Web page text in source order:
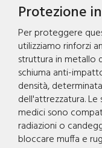
Protezione
Per proteggere
utilizziamo rinforzi
struttura in metallo
schiuma anti-
densità,
dell'attrezzatura.
medici sono
radiazioni o
bloccare muffa e